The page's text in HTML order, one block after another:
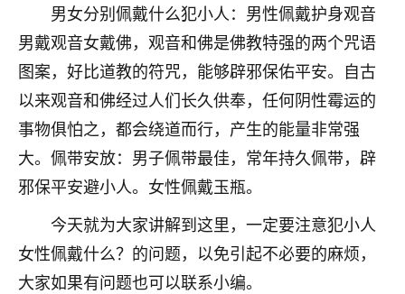
男女分别佩戴什么犯小人：男性佩戴护身观音
男戴观音女戴佛，观音和佛是佛教特强的两个咒语
图案，好比道教的符咒，能够辟邪保佑平安。自古
以来观音和佛经过人们长久供奉，任何阴性霉运的
事物俱怕之，都会绕道而行，产生的能量非常强
大。佩带安放：男子佩带最佳，常年持久佩带，辟
邪保平安避小人。女性佩戴玉瓶。
今天就为大家讲解到这里，一定要注意犯小人
女性佩戴什么？的问题，以免引起不必要的麻烦，
大家如果有问题也可以联系小编。
优秀的张同学
老师收徒吗？？我对这些很感兴趣
2天前 来自山西 15